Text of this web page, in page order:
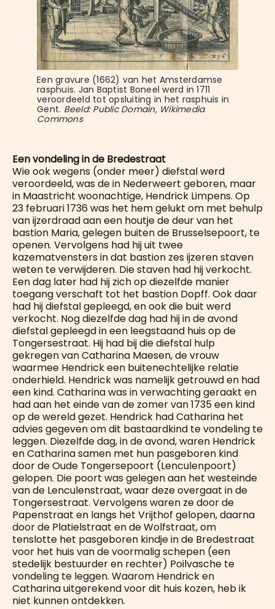
Een gravure (1662) van het Amsterdamse
rasphuis. Jan Baptist Boneel werd in 1711
veroordeeld tot opsluiting in het rasphuis in
Gent. Beeld: Public Domain, Wikimedia
Commons
Een vondeling in de Bredestraat
Wie ook wegens (onder meer) diefstal werd
veroordeeld, was de in Nederweert geboren, maar
in Maastricht woonachtige, Hendrick Limpens. Op
23 februari 1736 was het hem gelukt om met behulp
van ijzerdraad aan een houtje de deur van het
bastion Maria, gelegen buiten de Brusselsepoort, te
openen. Vervolgens had hij uit twee
kazematvensters in dat bastion zes ijzeren staven
weten te verwijderen. Die staven had hij verkocht.
Een dag later had hij zich op diezelfde manier
toegang verschaft tot het bastion Dopff. Ook daar
had hij diefstal gepleegd, en ook die buit werd
verkocht. Nog diezelfde dag had hij in de avond
diefstal gepleegd in een leegstaand huis op de
Tongersestraat. Hij had bij die diefstal hulp
gekregen van Catharina Maesen, de vrouw
waarmee Hendrick een buitenechtelijke relatie
onderhield. Hendrick was namelijk getrouwd en had
een kind. Catharina was in verwachting geraakt en
had aan het einde van de zomer van 1735 een kind
op de wereld gezet. Hendrick had Catharina het
advies gegeven om dit bastaardkind te vondeling te
leggen. Diezelfde dag, in de avond, waren Hendrick
en Catharina samen met hun pasgeboren kind
door de Oude Tongersepoort (Lenculenpoort)
gelopen. Die poort was gelegen aan het westeinde
van de Lenculenstraat, waar deze overgaat in de
Tongersestraat. Vervolgens waren ze door de
Papenstraat en langs het Vrijthof gelopen, daarna
door de Platielstraat en de Wolfstraat, om
tenslotte het pasgeboren kindje in de Bredestraat
voor het huis van de voormalig schepen (een
stedelijk bestuurder en rechter) Poilvasche te
vondeling te leggen. Waarom Hendrick en
Catharina uitgerekend voor dit huis kozen, heb ik
niet kunnen ontdekken.